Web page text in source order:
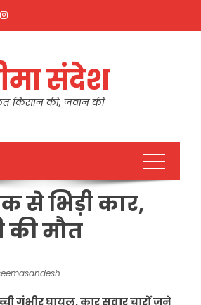
संदेश
किसान की, जवान की
से भिड़ी कार,
की मौत